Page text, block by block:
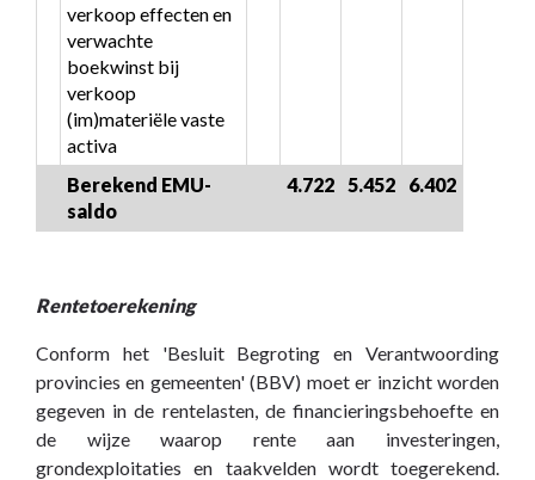
verkoop effecten en
verwachte
boekwinst bij
verkoop
(im)materiële vaste
activa
Berekend EMU-
saldo
4.722 5.452 6.402
Rentetoerekening
Conform het 'Besluit Begroting en Verantwoording
provincies en gemeenten' (BBV) moet er inzicht worden
gegeven in de rentelasten, de financieringsbehoefte en
de wijze waarop rente aan investeringen,
grondexploitaties en taakvelden wordt toegerekend.